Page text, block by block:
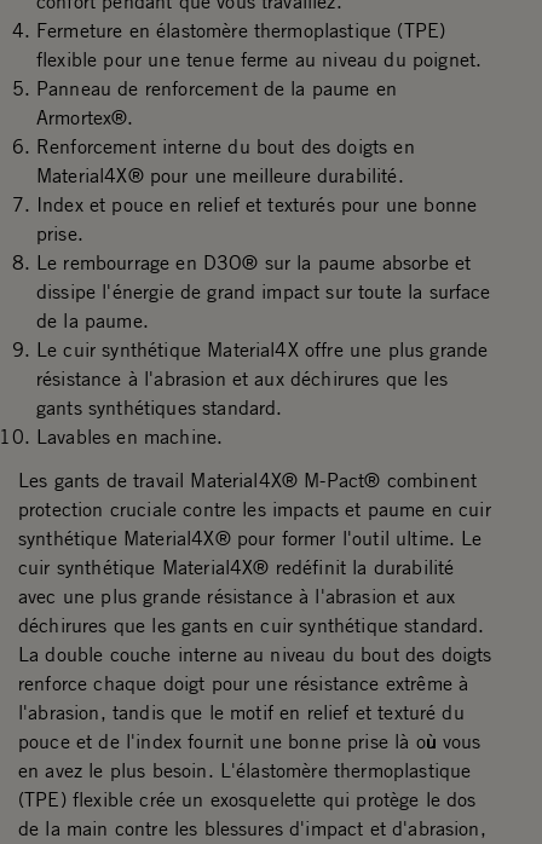
Fermeture en élastomère thermoplastique (TPE)
flexible pour une tenue ferme au niveau du poignet.
Panneau de renforcement de la paume en
Armortex®.
Renforcement interne du bout des doigts en
Material4X® pour une meilleure durabilité.
Index et pouce en relief et texturés pour une bonne
prise.
Le rembourrage en D3O® sur la paume absorbe et
dissipe l'énergie de grand impact sur toute la surface
de la paume.
Le cuir synthétique Material4X offre une plus grande
résistance à l'abrasion et aux déchirures que les
gants synthétiques standard.
Lavables en machine.
Les gants de travail Material4X® M-Pact® combinent
protection cruciale contre les impacts et paume en cuir
synthétique Material4X® pour former l'outil ultime. Le
cuir synthétique Material4X® redéfinit la durabilité
avec une plus grande résistance à l'abrasion et aux
déchirures que les gants en cuir synthétique standard.
La double couche interne au niveau du bout des doigts
renforce chaque doigt pour une résistance extrême à
l'abrasion, tandis que le motif en relief et texturé du
pouce et de l'index fournit une bonne prise là où vous
en avez le plus besoin. L'élastomère thermoplastique
(TPE) flexible crée un exosquelette qui protège le dos
de la main contre les blessures d'impact et d'abrasion,